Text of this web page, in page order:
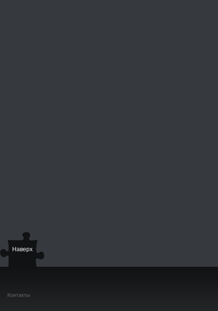
Наверх
Контакты